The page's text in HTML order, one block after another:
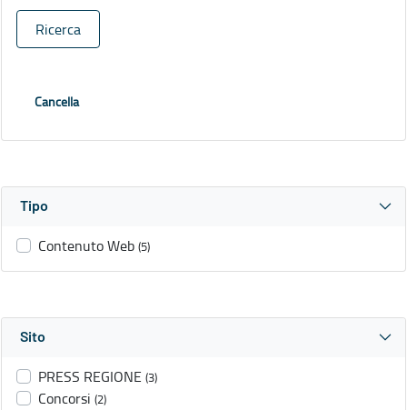
Ricerca
Cancella
Tipo
Contenuto Web (5)
Sito
PRESS REGIONE (3)
Concorsi (2)